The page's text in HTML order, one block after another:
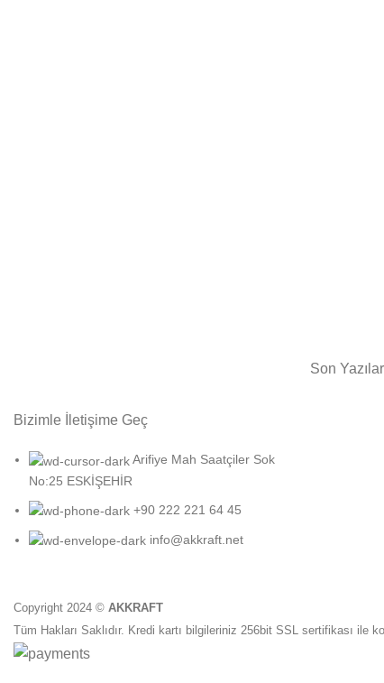
Bizimle İletişime Geç
Arifiye Mah Saatçiler Sok
No:25 ESKİŞEHİR
+90 222 221 64 45
info@akkraft.net
Son Yazılar
Copyright 2024 © AKKRAFT
Tüm Hakları Saklıdır. Kredi kartı bilgileriniz 256bit SSL sertifikası ile